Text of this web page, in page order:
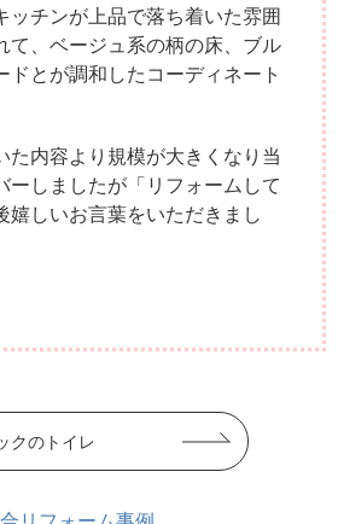
ッチンが上品で落ち着いた雰囲
て、ベージュ系の柄の床、ブル
ドとが調和したコーディネート
た内容より規模が大きくなり当
ーしましたが「リフォームして
嬉しいお言葉をいただきまし
クのトイレ